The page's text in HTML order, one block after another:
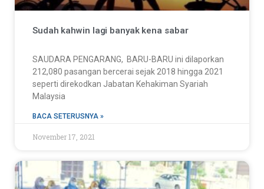
Sudah kahwin lagi banyak kena sabar
SAUDARA PENGARANG, BARU-BARU ini dilaporkan
212,080 pasangan bercerai sejak 2018 hingga 2021
seperti direkodkan Jabatan Kehakiman Syariah
Malaysia
BACA SETERUSNYA »
November 17, 2021